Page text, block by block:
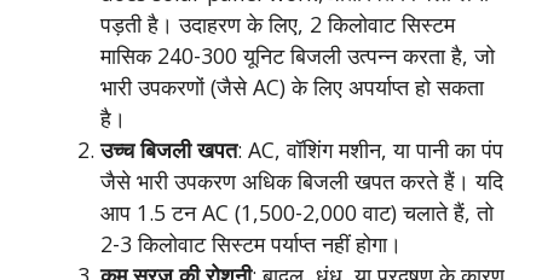
पड़ती है। उदाहरण के लिए, 2 किलोवाट सिस्टम
मासिक 240-300 यूनिट बिजली उत्पन्न करता है, जो
भारी उपकरणों (जैसे AC) के लिए अपर्याप्त हो सकता
है।
उच्च बिजली खपत: AC, वॉशिंग मशीन, या पानी का पंप
जैसे भारी उपकरण अधिक बिजली खपत करते हैं। यदि
आप 1.5 टन AC (1,500-2,000 वाट) चलाते हैं, तो
2-3 किलोवाट सिस्टम पर्याप्त नहीं होगा।